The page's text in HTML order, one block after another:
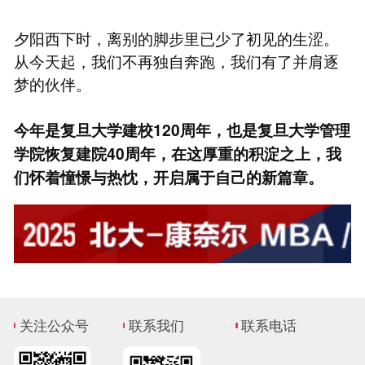
夕阳西下时，离别的脚步里已少了初见的生涩。
从今天起，我们不再独自奔跑，我们有了并肩逐
梦的伙伴。
今年是复旦大学建校120周年，也是复旦大学管理
学院恢复建院40周年，在这厚重的积淀之上，我
们怀着憧憬与热忱，开启属于自己的新篇章。
关注公众号 联系我们 联系电话